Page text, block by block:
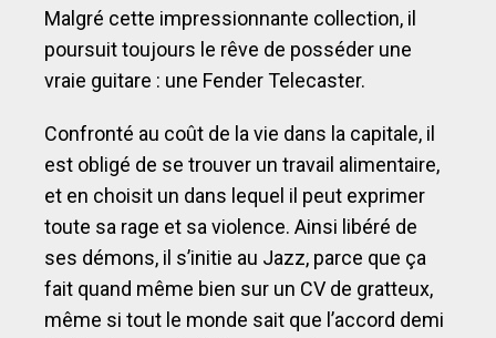
Malgré cette impressionnante collection, il
poursuit toujours le rêve de posséder une
vraie guitare : une Fender Telecaster.
Confronté au coût de la vie dans la capitale, il
est obligé de se trouver un travail alimentaire,
et en choisit un dans lequel il peut exprimer
toute sa rage et sa violence. Ainsi libéré de
ses démons, il s’initie au Jazz, parce que ça
fait quand même bien sur un CV de gratteux,
même si tout le monde sait que l’accord demi